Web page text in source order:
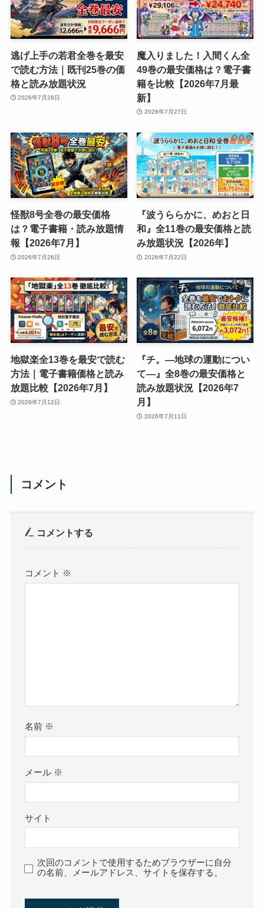
逃げ上手の若君全巻を最安
で読む方法｜既刊25巻の価
格と読み放題状況
2026年7月28日
魔入りました！入間くん全
49巻の最安価格は？電子書
籍を比較【2026年7月最
新】
2026年7月27日
怪獣8号全巻の最安価格
は？電子書籍・読み放題情
報【2026年7月】
2026年7月26日
『波うららかに、めおと日
和』全11巻の最安価格と読
み放題状況【2026年】
2026年7月22日
地獄楽全13巻を最安で読む
方法｜電子書籍価格と読み
放題比較【2026年7月】
2026年7月12日
『チ。―地球の運動につい
て―』全8巻の最安価格と
読み放題状況【2026年7
月】
2026年7月11日
コメント
コメントする
コメント ※
名前 ※
メール ※
サイト
次回のコメントで使用するためブラウザーに自分
の名前、メールアドレス、サイトを保存する。